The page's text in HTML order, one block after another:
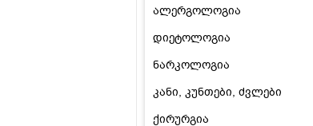
ალერგოლოგია
დიეტოლოგია
ნარკოლოგია
კანი, კუნთები, ძვლები
ქირურგია